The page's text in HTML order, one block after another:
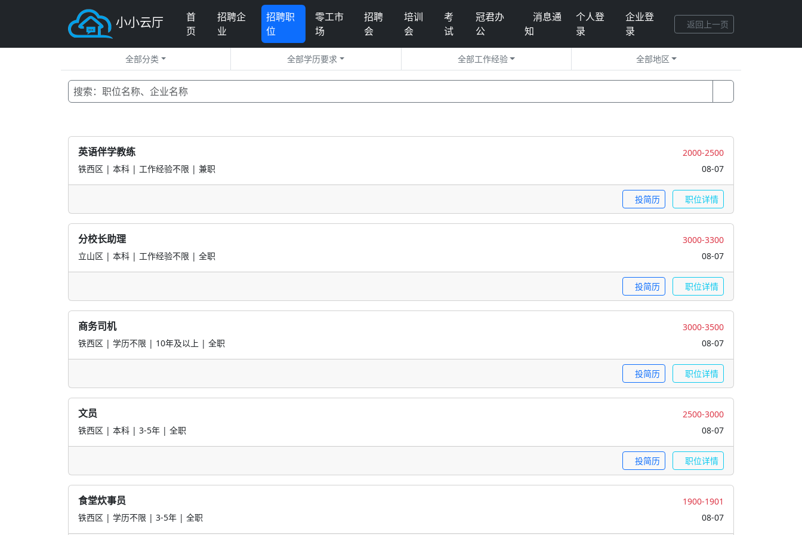
小小云厅
首
页
招聘企
业
招聘职
位
零工市
场
招聘
会
培训
会
考
试
冠君办
公
消息通
知
个人登
录
企业登
录
返回上一页
全部分类 全部学历要求 全部工作经验 全部地区
08-07
铁西区 | 本科 | 工作经验不限 | 兼职
投简历 职位详情
08-07
立山区 | 本科 | 工作经验不限 | 全职
投简历 职位详情
08-07
铁西区 | 学历不限 | 10年及以上 | 全职